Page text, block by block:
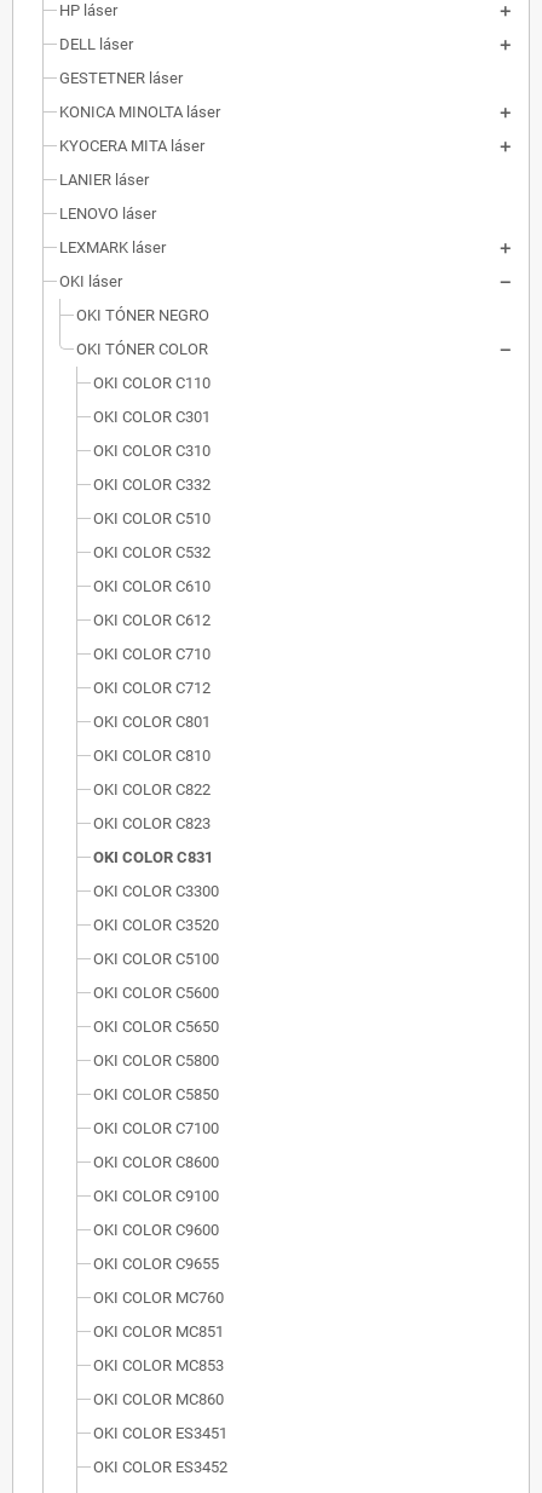
HP láser
DELL láser
GESTETNER láser
KONICA MINOLTA láser
KYOCERA MITA láser
LANIER láser
LENOVO láser
LEXMARK láser
OKI láser
OKI TÓNER NEGRO
OKI TÓNER COLOR
OKI COLOR C110
OKI COLOR C301
OKI COLOR C310
OKI COLOR C332
OKI COLOR C510
OKI COLOR C532
OKI COLOR C610
OKI COLOR C612
OKI COLOR C710
OKI COLOR C712
OKI COLOR C801
OKI COLOR C810
OKI COLOR C822
OKI COLOR C823
OKI COLOR C831
OKI COLOR C3300
OKI COLOR C3520
OKI COLOR C5100
OKI COLOR C5600
OKI COLOR C5650
OKI COLOR C5800
OKI COLOR C5850
OKI COLOR C7100
OKI COLOR C8600
OKI COLOR C9100
OKI COLOR C9600
OKI COLOR C9655
OKI COLOR MC760
OKI COLOR MC851
OKI COLOR MC853
OKI COLOR MC860
OKI COLOR ES3451
OKI COLOR ES3452